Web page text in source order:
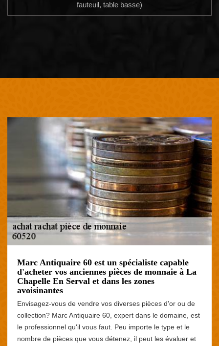
fauteuil, table basse)
Marc Antiquaire 60 est un spécialiste capable
d'acheter vos anciennes pièces de monnaie à La
Chapelle En Serval et dans les zones
avoisinantes
Envisagez-vous de vendre vos diverses pièces d'or ou de
collection? Marc Antiquaire 60, expert dans le domaine, est
le professionnel qu'il vous faut. Peu importe le type et le
nombre de pièces que vous détenez, il peut les évaluer et